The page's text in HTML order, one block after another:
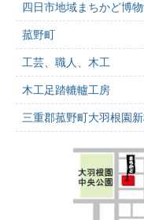
四日市地域まちかど博
菰野町
工芸、職人、木工
木工足踏轆轤工房
三重郡菰野町大羽根園